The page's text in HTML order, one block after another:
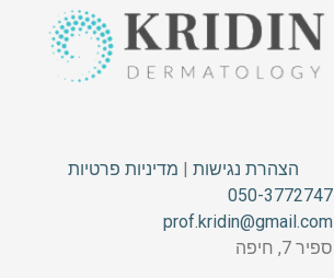
הצהרת נגישות | מדיניות פרטיות
050-3772747
prof.kridin@gmail.com
ספיר 7, חיפה